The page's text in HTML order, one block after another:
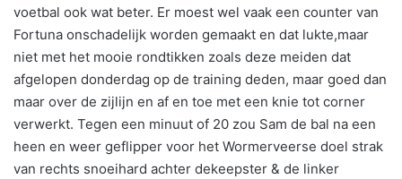
voetbal ook wat beter. Er moest wel vaak een counter van
Fortuna onschadelijk worden gemaakt en dat lukte,maar
niet met het mooie rondtikken zoals deze meiden dat
afgelopen donderdag op de training deden, maar goed dan
maar over de zijlijn en af en toe met een knie tot corner
verwerkt. Tegen een minuut of 20 zou Sam de bal na een
heen en weer geflipper voor het Wormerveerse doel strak
van rechts snoeihard achter dekeepster & de linker